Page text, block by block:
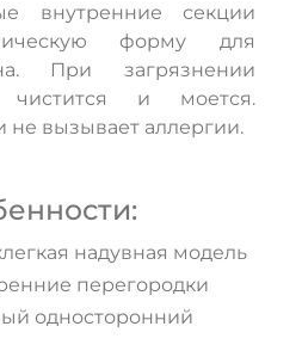
внутренние секции
форму для
При загрязнении
чистится и моется.
не вызывает аллергии.
надувная модель
перегородки
односторонний